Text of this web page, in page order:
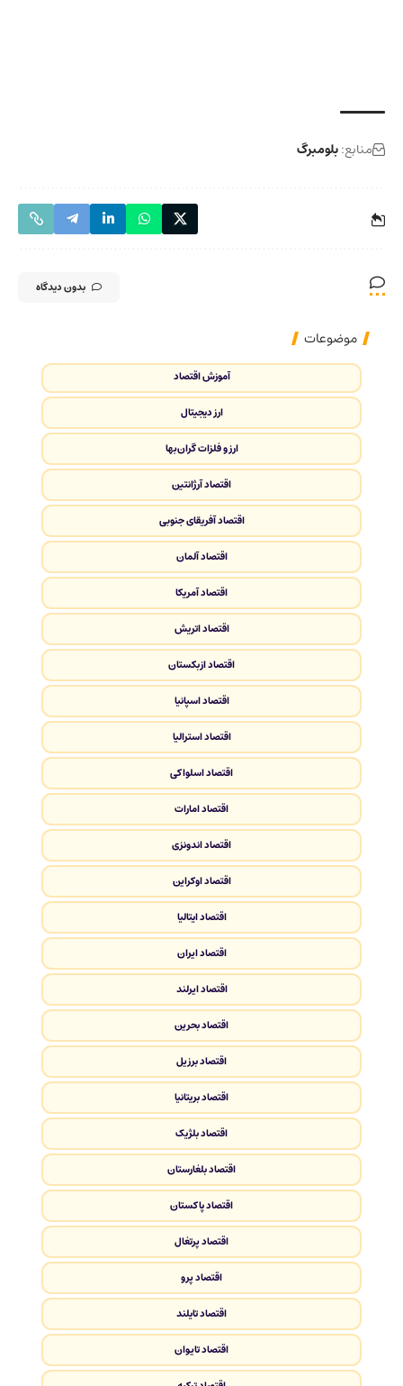
منابع:بلومبرگ
بدون دیدگاه
موضوعات
آموزش اقتصاد
ارز دیجیتال
ارز و فلزات گران‌بها
اقتصاد آرژانتین
اقتصاد آفریقای جنوبی
اقتصاد آلمان
اقتصاد آمریکا
اقتصاد اتریش
اقتصاد ازبکستان
اقتصاد اسپانیا
اقتصاد استرالیا
اقتصاد اسلواکی
اقتصاد امارات
اقتصاد اندونزی
اقتصاد اوکراین
اقتصاد ایتالیا
اقتصاد ایران
اقتصاد ایرلند
اقتصاد بحرین
اقتصاد برزیل
اقتصاد بریتانیا
اقتصاد بلژیک
اقتصاد بلغارستان
اقتصاد پاکستان
اقتصاد پرتغال
اقتصاد پرو
اقتصاد تایلند
اقتصاد تایوان